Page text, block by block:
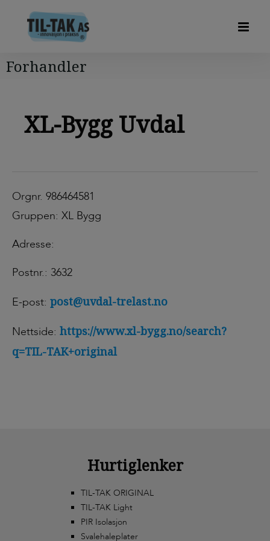
Forhandler
XL-Bygg Uvdal
Orgnr. 986464581
Gruppen: XL Bygg
Adresse:
Postnr.: 3632
E-post: post@uvdal-trelast.no
Nettside: https://www.xl-bygg.no/search?
q=TIL-TAK+original
Hurtiglenker
TIL-TAK ORIGINAL
TIL-TAK Light
PIR Isolasjon
Svalehaleplater